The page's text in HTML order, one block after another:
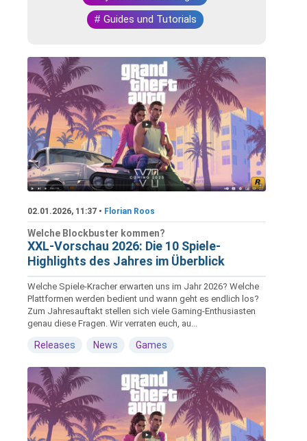
# Guides und Tutorials
02.01.2026, 11:37 • Florian Roos
Welche Blockbuster kommen?
XXL-Vorschau 2026: Die 10 Spiele-
Highlights des Jahres im Überblick
Welche Spiele-Kracher erwarten uns im Jahr 2026? Welche
Plattformen werden bedient und wann geht es endlich los?
Zum Jahresauftakt stellen sich viele Gaming-Enthusiasten
genau diese Fragen. Wir verraten euch, au...
Releases News Games